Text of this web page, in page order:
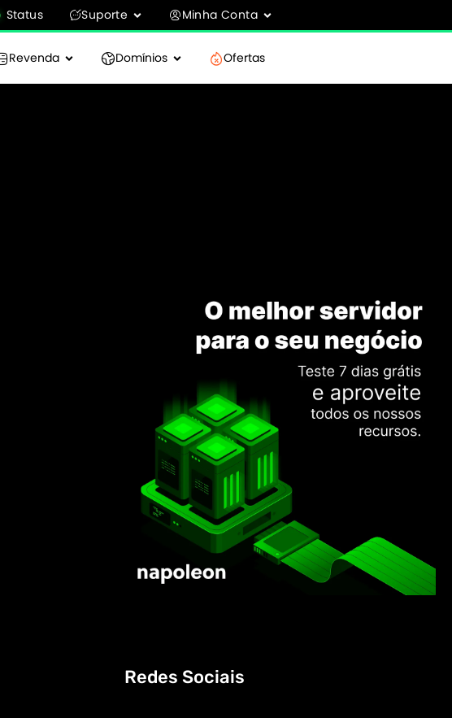
Status Suporte Minha Conta
Revenda Domínios Ofertas
Redes Sociais